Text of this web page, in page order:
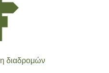
διαδρομών